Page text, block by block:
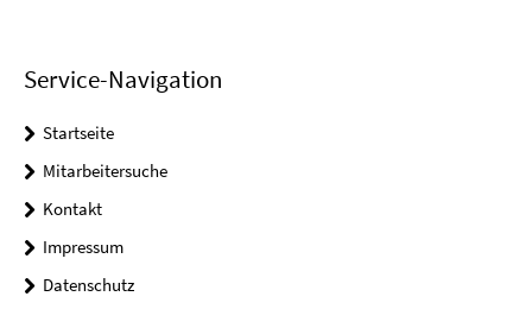
Service-Navigation
Startseite
Mitarbeitersuche
Kontakt
Impressum
Datenschutz